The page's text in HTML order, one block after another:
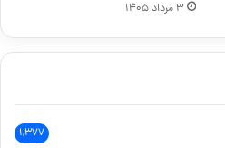
۳ مرداد ۱۴۰۵
۱,۳۷۷